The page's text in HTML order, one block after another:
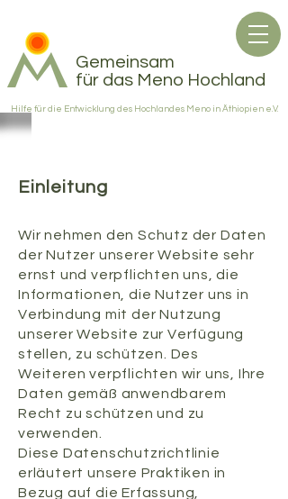
Gemeinsam
für das Meno Hochland
Hilfe für die Entwicklung des Hochlandes Meno in Äthiopien e.V.
​Einleitung
Wir nehmen den Schutz der Daten
der Nutzer unserer Website sehr
ernst und verpflichten uns, die
Informationen, die Nutzer uns in
Verbindung mit der Nutzung
unserer Website zur Verfügung
stellen, zu schützen. Des
Weiteren verpflichten wir uns, Ihre
Daten gemäß anwendbarem
Recht zu schützen und zu
verwenden.
Diese Datenschutzrichtlinie
erläutert unsere Praktiken in
Bezug auf die Erfassung,